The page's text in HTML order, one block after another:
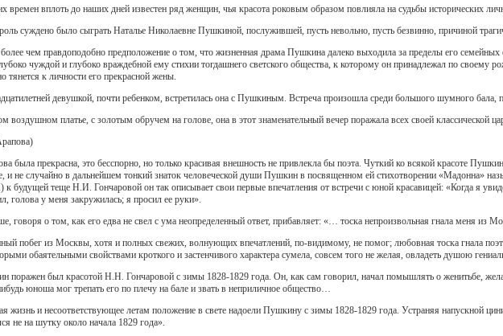
времен вплоть до наших дней известен ряд женщин, чья красота роковым образом повлияла на судьбы исторических
суждено было сыграть Наталье Николаевне Пушкиной, послужившей, пусть невольно, пусть безвинно, причиной
чем правдоподобно предположение о том, что жизненная драма Пушкина далеко выходила за пределы его
чуждой и глубоко враждебной ему стихии тогдашнего светского общества, к которому он принадлежал по
тянется к личности его прекрасной жены.
девушкой, почти ребенком, встретилась она с Пушкиным. Встреча произошла среди большого шумного бала,
воздушном платье, с золотым обручем на голове, она в этот знаменательный вечер поражала всех своей классической
была прекрасна, это бесспорно, но только красивая внешность не привлекла бы поэта. Чуткий ко всякой красоте
и не случайно в дальнейшем тонкий знаток человеческой души Пушкин в посвященном ей стихотворении «Мадонна»
к будущей теще Н.И. Гончаровой он так описывает свои первые впечатления от встречи с юной красавицей: «Когда я
голова у меня закружилась; я просил ее руки».
говоря о том, как его едва не свел с ума неопределенный ответ, прибавляет: «… тоска непроизвольная гнала меня из
побег из Москвы, хотя и полных свежих, волнующих впечатлений, по-видимому, не помог; любовная тоска гнала
обаятельными свойствами кроткого и застенчивого характера сумела, совсем того не желая, овладеть душою
поражен был красотой Н.Н. Гончаровой с зимы 1828-1829 года. Он, как сам говорил, начал помышлять о женитьбе,
юноша мог трепать его по плечу на бале и звать в неприличное общество…
жизнь и несоответствующее летам положение в свете надоели Пушкину с зимы 1828-1829 года. Устраняя напускной
не на шутку около начала 1829 года».